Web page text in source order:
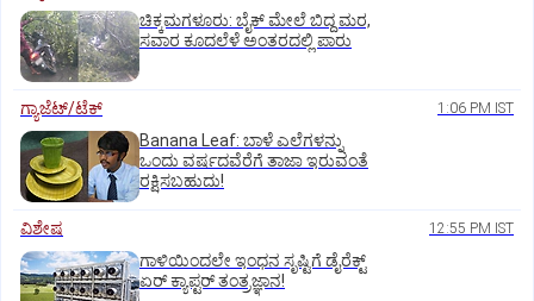
ಚಿಕ್ಕಮಗಳೂರು: ಬೈಕ್ ಮೇಲೆ ಬಿದ್ದ ಮರ,
ಸವಾರ ಕೂದಲೆಳೆ ಅಂತರದಲ್ಲಿ ಪಾರು
ಗ್ಯಾಜೆಟ್/ಟೆಕ್ 1:06 PM IST
Banana Leaf: ಬಾಳೆ ಎಲೆಗಳನ್ನು
ಒಂದು ವರ್ಷದವೆರೆಗೆ ತಾಜಾ ಇರುವಂತೆ
ರಕ್ಷಿಸಬಹುದು!
ವಿಶೇಷ 12:55 PM IST
ಗಾಳಿಯಿಂದಲೇ ಇಂಧನ ಸೃಷ್ಟಿಗೆ ಡೈರೆಕ್ಟ್
ಏರ್‌ ಕ್ಯಾಪ್ಟರ್ ತಂತ್ರಜ್ಞಾನ!